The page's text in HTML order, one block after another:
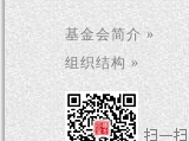
基金会简介 »
组织结构 »